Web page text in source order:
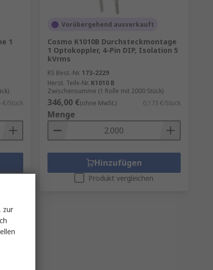
1
€/Stück
Vorübergehend ausverkauft
Cosmo K1010B Durchsteckmontage
1 Optokoppler, 4-Pin DIP, Isolation 5
kVrms
RS Best.-Nr. 173-2229
Herst. Teile-Nr. K1010 B
Zwischensumme (1 Rolle mit 2000 Stück)
346,00 €(ohne MwSt.) 0,173 €/Stück
Menge
Hinzufügen
Produkt vergleichen
zur